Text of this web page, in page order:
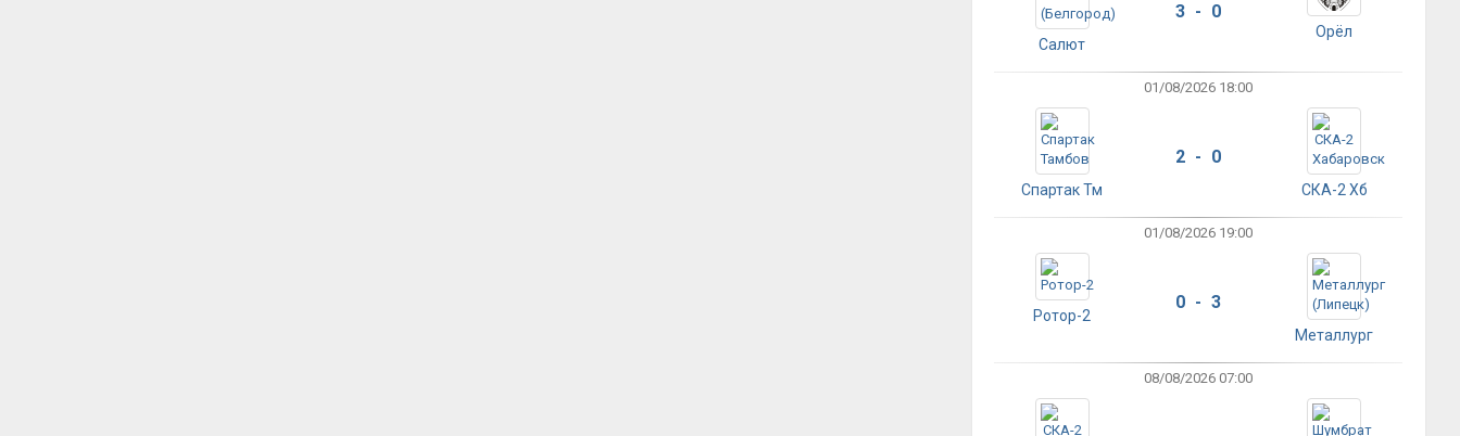
Салют
3 - 0
Орёл
01/08/2026 18:00
Спартак Тм
2 - 0
СКА-2 Хб
01/08/2026 19:00
Ротор-2
0 - 3
Металлург
08/08/2026 07:00